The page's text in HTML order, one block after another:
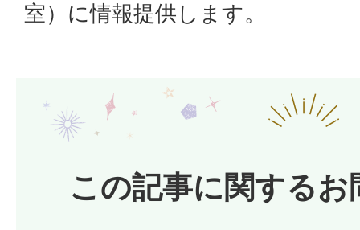
室）に情報提供します。
この記事に関するお